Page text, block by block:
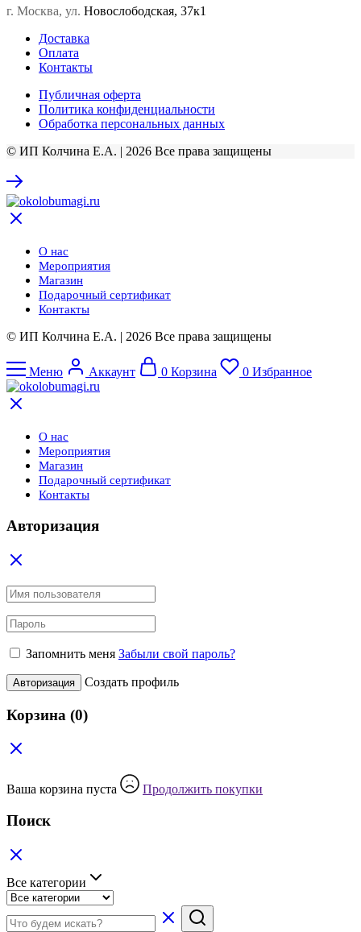
г. Москва, ул. Новослободская, 37к1
Доставка
Оплата
Контакты
Публичная оферта
Политика конфиденциальности
Обработка персональных данных
© ИП Колчина Е.А. | 2026 Все права защищены
О нас
Мероприятия
Магазин
Подарочный сертификат
Контакты
© ИП Колчина Е.А. | 2026 Все права защищены
Меню Аккаунт 0 Корзина 0 Избранное
О нас
Мероприятия
Магазин
Подарочный сертификат
Контакты
Авторизация
Запомнить меня Забыли свой пароль?
Авторизация Создать профиль
Корзина (0)
Ваша корзина пуста Продолжить покупки
Поиск
Все категории